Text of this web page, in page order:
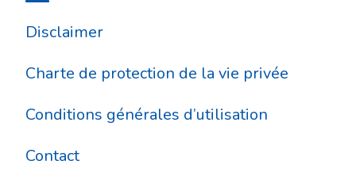
Disclaimer
Charte de protection de la vie privée
Conditions générales d’utilisation
Contact